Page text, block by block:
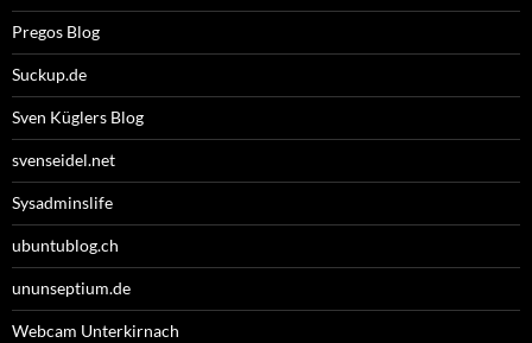
Pregos Blog
Suckup.de
Sven Küglers Blog
svenseidel.net
Sysadminslife
ubuntublog.ch
ununseptium.de
Webcam Unterkirnach